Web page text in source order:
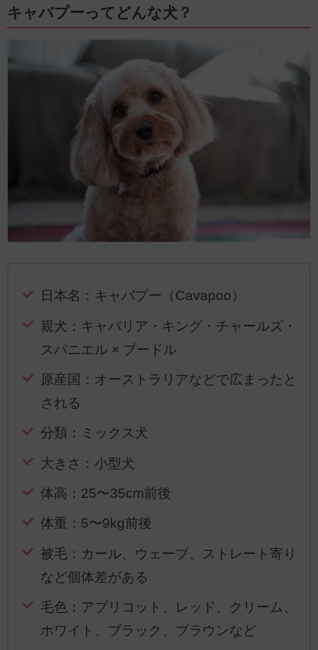
キャバプーってどんな犬？
日本名：キャバプー（Cavapoo）
親犬：キャバリア・キング・チャールズ・
スパニエル × プードル
原産国：オーストラリアなどで広まったと
される
分類：ミックス犬
大きさ：小型犬
体高：25〜35cm前後
体重：5〜9kg前後
被毛：カール、ウェーブ、ストレート寄り
など個体差がある
毛色：アプリコット、レッド、クリーム、
ホワイト、ブラック、ブラウンなど